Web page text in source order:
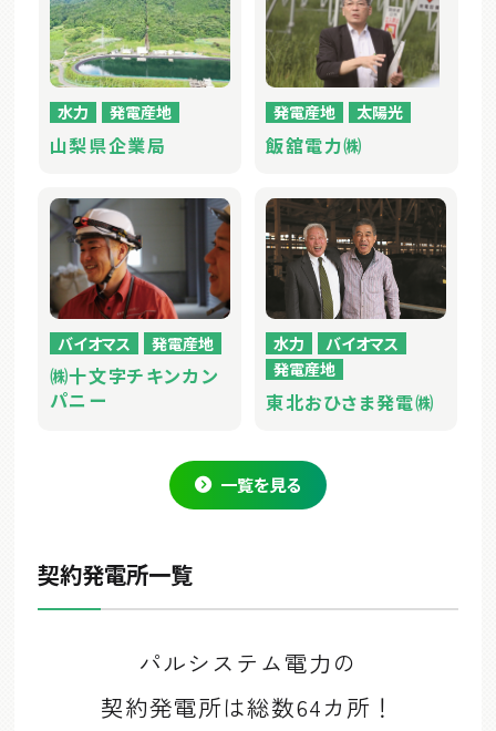
水力 発電産地
山梨県企業局
発電産地 太陽光
飯舘電力㈱
バイオマス 発電産地
㈱十文字チキンカン
パニー
水力
バイオマス
発電産地
東北おひさま発電㈱
一覧を見る
契約発電所一覧
パルシステム電力の
契約発電所は総数64カ所！